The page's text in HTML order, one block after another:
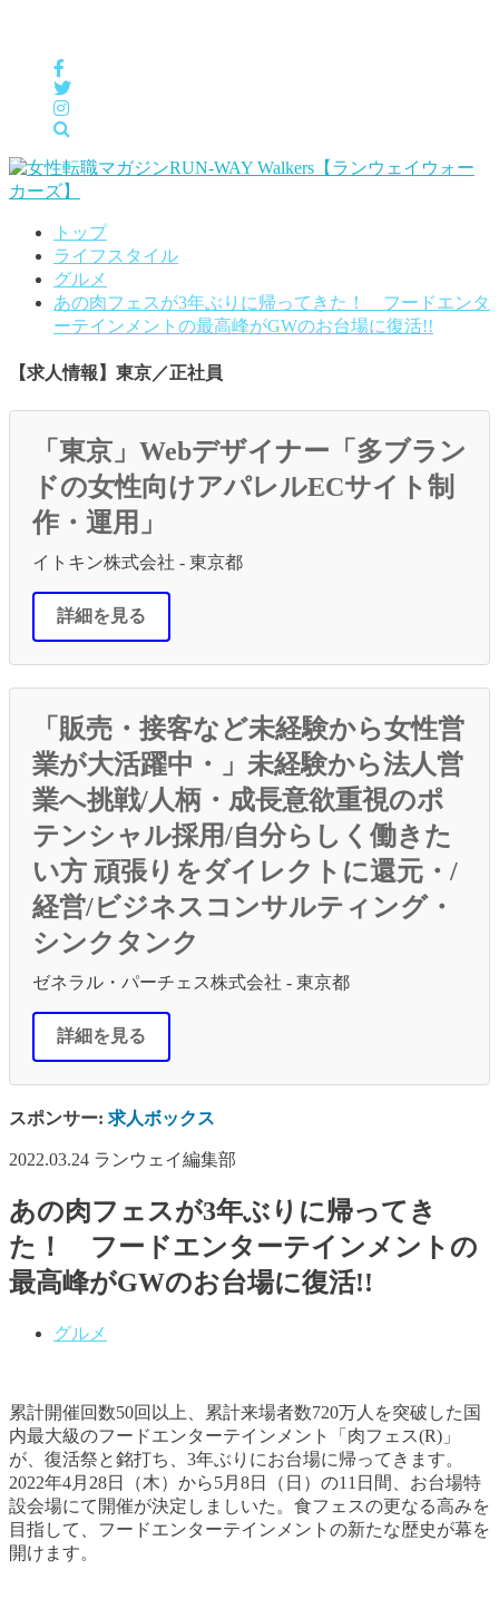
トップ
ライフスタイル
グルメ
あの肉フェスが3年ぶりに帰ってきた！ フードエンタ
ーテインメントの最高峰がGWのお台場に復活!!
【求人情報】東京／正社員
「東京」Webデザイナー「多ブラン
ドの女性向けアパレルECサイト制
作・運用」
イトキン株式会社 - 東京都
詳細を見る
「販売・接客など未経験から女性営
業が大活躍中・」未経験から法人営
業へ挑戦/人柄・成長意欲重視のポ
テンシャル採用/自分らしく働きた
い方 頑張りをダイレクトに還元・/
経営/ビジネスコンサルティング・
シンクタンク
ゼネラル・パーチェス株式会社 - 東京都
詳細を見る
スポンサー: 求人ボックス
2022.03.24 ランウェイ編集部
あの肉フェスが3年ぶりに帰ってき
た！ フードエンターテインメントの
最高峰がGWのお台場に復活!!
グルメ
累計開催回数50回以上、累計来場者数720万人を突破した国
内最大級のフードエンターテインメント「肉フェス(R)」
が、復活祭と銘打ち、3年ぶりにお台場に帰ってきます。
2022年4月28日（木）から5月8日（日）の11日間、お台場特
設会場にて開催が決定しましいた。食フェスの更なる高みを
目指して、フードエンターテインメントの新たな歴史が幕を
開けます。